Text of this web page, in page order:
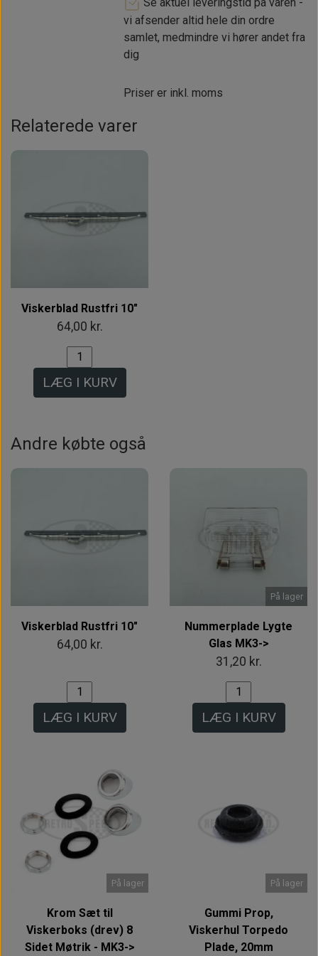
vi afsender altid hele din ordre
samlet, medmindre vi hører andet fra
dig
Priser er inkl. moms
Relaterede varer
Viskerblad Rustfri 10"
64,00 kr.
LÆG I KURV
Andre købte også
Viskerblad Rustfri 10"
64,00 kr.
LÆG I KURV
På lager
Nummerplade Lygte
Glas MK3->
31,20 kr.
LÆG I KURV
På lager
Krom Sæt til
Viskerboks (drev) 8
Sidet Møtrik - MK3->
På lager
Gummi Prop,
Viskerhul Torpedo
Plade, 20mm